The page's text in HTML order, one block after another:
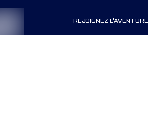
REJOIGNEZ L'AVENTURE